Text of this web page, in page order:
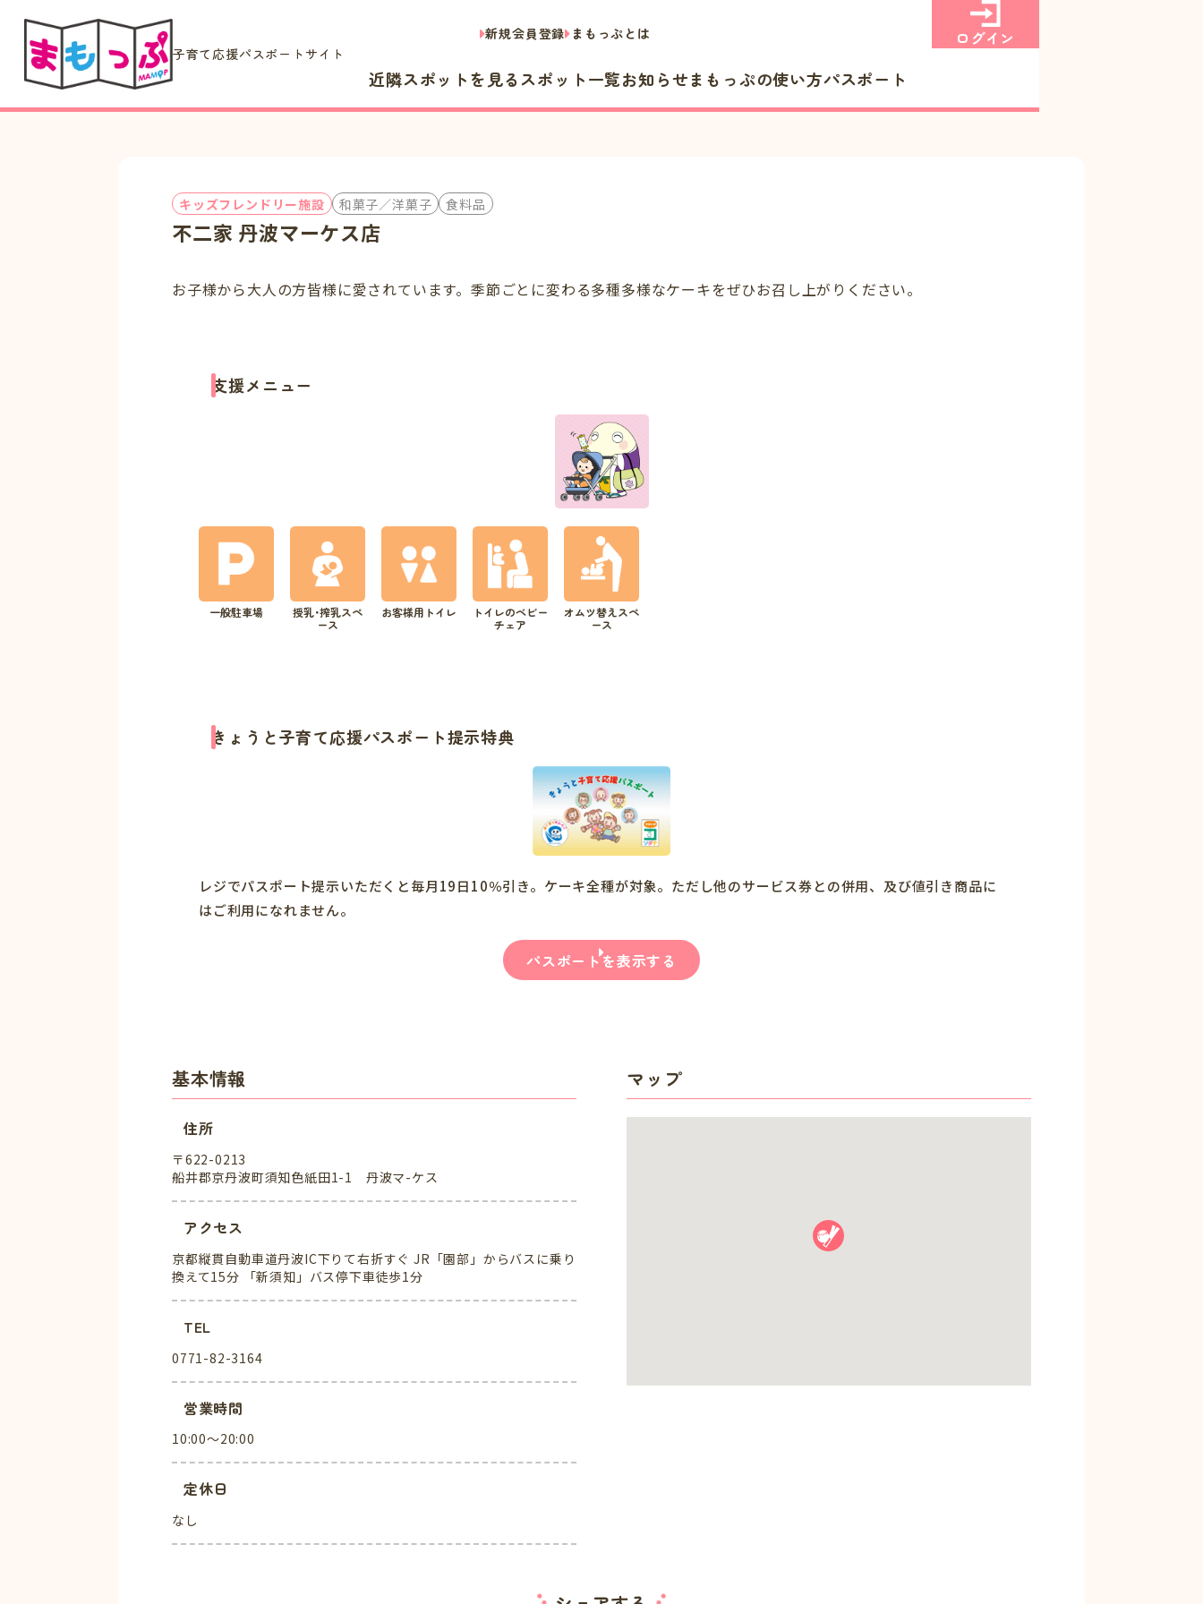
子育て応援パスポートサイト
新規会員登録 まもっぷとは ログイン
近隣スポットを見るスポット一覧お知らせまもっぷの使い方パスポート
キッズフレンドリー施設 和菓子／洋菓子 食料品
不二家 丹波マーケス店
お子様から大人の方皆様に愛されています。季節ごとに変わる多種多様なケーキをぜひお召し上がりください。
支援メニュー
一般駐車場
授乳･搾乳スペ
ース
お客様用トイレ
トイレのベビー
チェア
オムツ替えスペ
ース
きょうと子育て応援パスポート提示特典
レジでパスポート提示いただくと毎月19日10％引き。ケーキ全種が対象。ただし他のサービス券との併用、及び値引き商品に
はご利用になれません。
パスポートを表示する
基本情報
住所
〒622-0213
船井郡京丹波町須知色紙田1-1 丹波マ-ケス
アクセス
京都縦貫自動車道丹波IC下りて右折すぐ JR「園部」からバスに乗り
換えて15分 「新須知」バス停下車徒歩1分
TEL
0771-82-3164
営業時間
10:00～20:00
定休日
なし
マップ